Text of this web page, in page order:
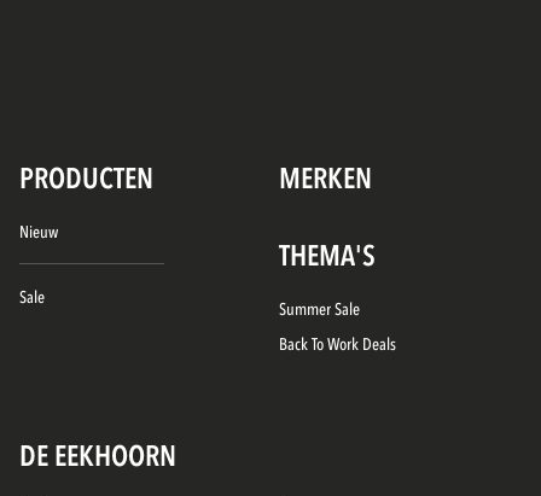
PRODUCTEN MERKEN
Nieuw
Sale
THEMA'S
Summer Sale
Back To Work Deals
DE EEKHOORN